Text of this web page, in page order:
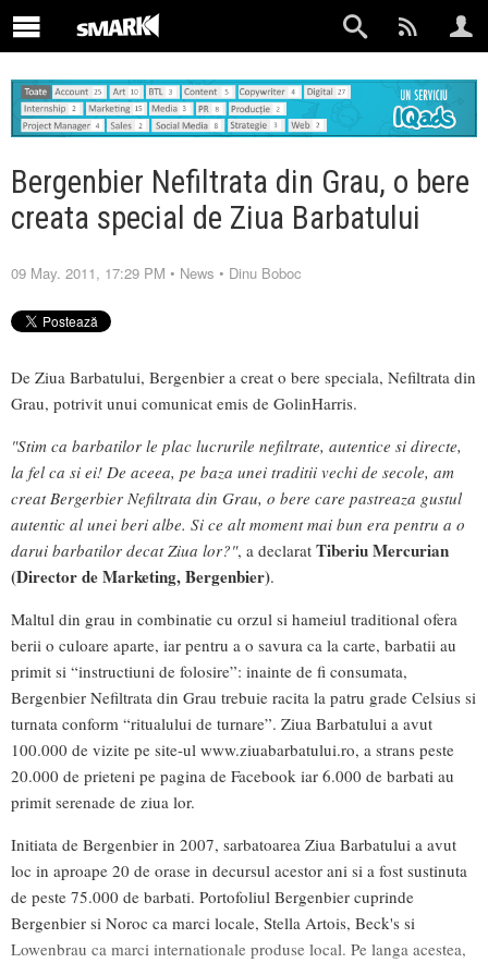
Bergenbier Nefiltrata din Grau, o bere
creata special de Ziua Barbatului
09 May. 2011, 17:29 PM • News • Dinu Boboc
De Ziua Barbatului, Bergenbier a creat o bere speciala, Nefiltrata din
Grau, potrivit unui comunicat emis de GolinHarris.
"Stim ca barbatilor le plac lucrurile nefiltrate, autentice si directe,
la fel ca si ei! De aceea, pe baza unei traditii vechi de secole, am
creat Bergerbier Nefiltrata din Grau, o bere care pastreaza gustul
autentic al unei beri albe. Si ce alt moment mai bun era pentru a o
darui barbatilor decat Ziua lor?", a declarat Tiberiu Mercurian
(Director de Marketing, Bergenbier).
Maltul din grau in combinatie cu orzul si hameiul traditional ofera
berii o culoare aparte, iar pentru a o savura ca la carte, barbatii au
primit si “instructiuni de folosire”: inainte de fi consumata,
Bergenbier Nefiltrata din Grau trebuie racita la patru grade Celsius si
turnata conform “ritualului de turnare”. Ziua Barbatului a avut
100.000 de vizite pe site-ul www.ziuabarbatului.ro, a strans peste
20.000 de prieteni pe pagina de Facebook iar 6.000 de barbati au
primit serenade de ziua lor.
Initiata de Bergenbier in 2007, sarbatoarea Ziua Barbatului a avut
loc in aproape 20 de orase in decursul acestor ani si a fost sustinuta
de peste 75.000 de barbati. Portofoliul Bergenbier cuprinde
Bergenbier si Noroc ca marci locale, Stella Artois, Beck's si
Lowenbrau ca marci internationale produse local. Pe langa acestea,